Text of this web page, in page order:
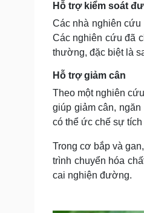
Sức khỏe
Dinh dưỡng - món
Cây thuốc
Sản phụ khoa
Nam khoa
Làm đẹp - giảm cân
Phòng mạch online
Ăn sạch sống khỏe
Hỗ trợ kiểm soát
Các nhà nghiên cứu
Các nghiên cứu đã
thường, đặc biệt là
Hỗ trợ giảm cân
Theo một nghiên
giúp giảm cân,
có thể ức chế sự tích
Trong cơ bắp và
trình chuyển hóa
cai nghiện đường.